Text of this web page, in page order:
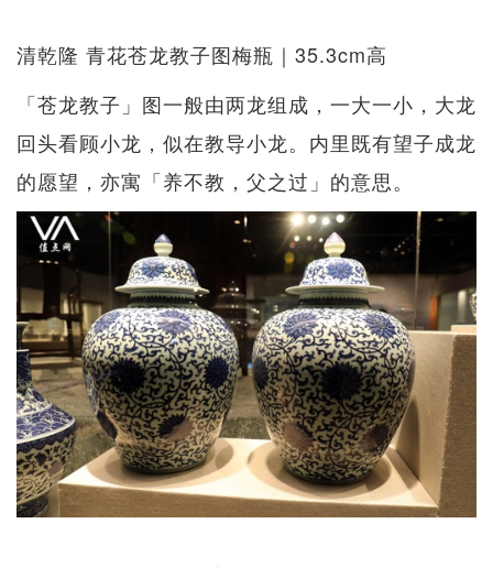
清乾隆 青花苍龙教子图梅瓶｜35.3cm高
「苍龙教子」图一般由两龙组成，一大一小，大龙
回头看顾小龙，似在教导小龙。内里既有望子成龙
的愿望，亦寓「养不教，父之过」的意思。